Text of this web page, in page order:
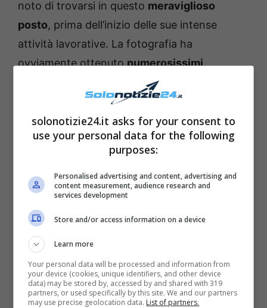
noto di trovarsi in questo meraviglioso
posto, prima dell’inizio delle sue intense
attività lavorative. La fotografia ha
ovviamente ottenutonumerosissimi
da parte dei followers, che
non hanno perso l’occasione per
commentaree per complimentarsi con lui.
solonotizie24.it asks for your consent to
use your personal data for the following
purposes:
Personalised advertising and content, advertising and
content measurement, audience research and
services development
Store and/or access information on a device
Learn more
Your personal data will be processed and information from
your device (cookies, unique identifiers, and other device
data) may be stored by, accessed by and shared with 319
partners, or used specifically by this site. We and our partners
may use precise geolocation data. List of partners.